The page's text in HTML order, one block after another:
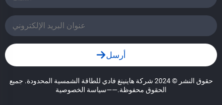
أرسل
حقوق النشر © 2024 شركة هاينينغ فادي للطاقة الشمسية المحدودة. جميع
الحقوق محفوظة.——سياسة الخصوصية